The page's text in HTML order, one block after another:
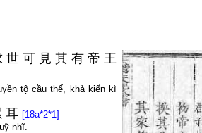
世 可 見 其有帝王
tộ cầu thế, khả kiến kì
耳 [18a*2*1]
nhĩ.